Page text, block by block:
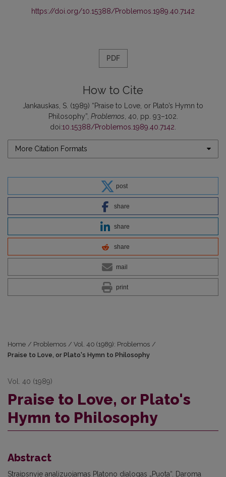
https://doi.org/10.15388/Problemos.1989.40.7142
PDF
How to Cite
Jankauskas, S. (1989) “Praise to Love, or Plato’s Hymn to
Philosophy”, Problemos , 40, pp. 93–102.
doi:10.15388/Problemos.1989.40.7142
More Citation Formats
post
share
share
share
mail
print
Home / Problemos / Vol. 40 (1989): Problemos /
Praise to Love, or Plato's Hymn to Philosophy
Vol. 40 (1989)
Praise to Love, or Plato's
Hymn to Philosophy
Abstract
Straipsnyje analizuojamas Platono dialogas „Puota“. Daroma